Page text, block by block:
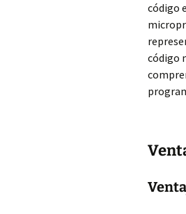
código
código